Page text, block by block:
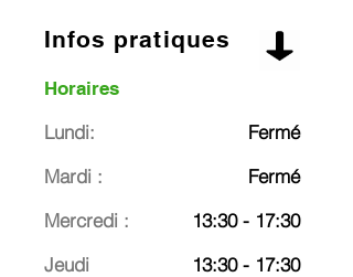
Infos pratiques
Horaires
Lundi:
Mardi :
Mercredi :
Jeudi
Fermé
Fermé
13:30 - 17:30
13:30 - 17:30